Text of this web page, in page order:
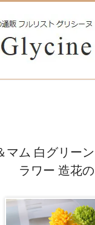
マム 白グリー
ラワー 造花